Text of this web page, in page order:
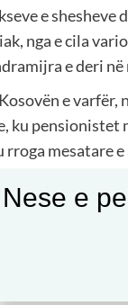
e shesheve
nga e cila
e deri
e
ku pensionistet
mesatare
luftërat
por jo
koha e
Nese e